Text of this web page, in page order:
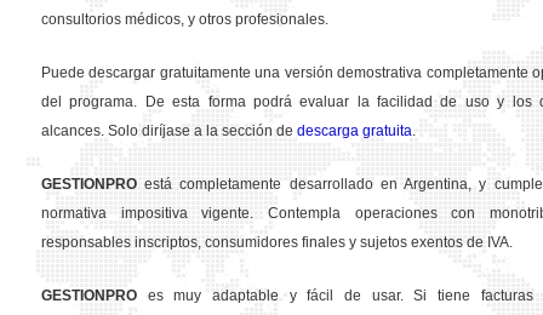
consultorios médicos, y otros profesionales.
Puede descargar gratuitamente una versión demostrativa completamente
del programa. De esta forma podrá evaluar la facilidad de uso y los
alcances. Solo diríjase a la sección de descarga gratuita.
GESTION PRO está completamente desarrollado en Argentina, y
normativa impositiva vigente. Contempla operaciones con
responsables inscriptos, consumidores finales y sujetos exentos de IVA.
GESTION PRO es muy adaptable y fácil de usar. Si tiene facturas